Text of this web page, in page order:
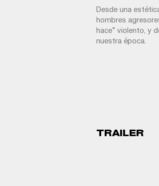
Desde una
hombres
hace” violento, y
nuestra época.
TRAILER